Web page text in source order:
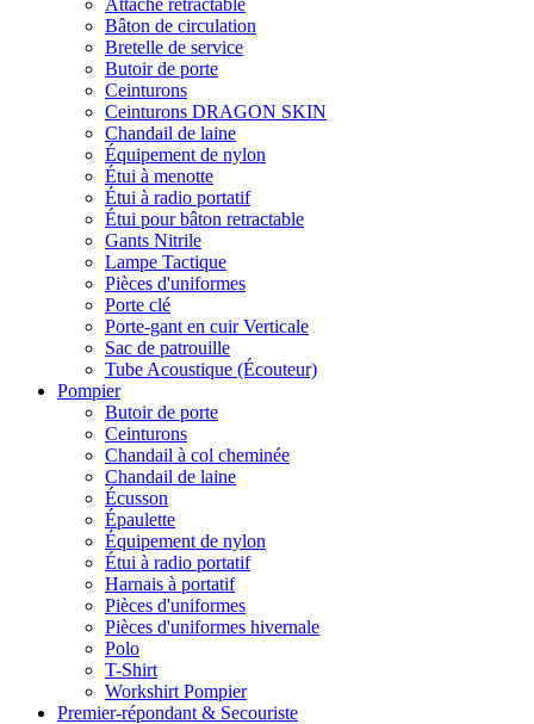
Bâton de circulation
Bretelle de service
Butoir de porte
Ceinturons
Ceinturons DRAGON SKIN
Chandail de laine
Équipement de nylon
Étui à menotte
Étui à radio portatif
Étui pour bâton retractable
Gants Nitrile
Lampe Tactique
Pièces d'uniformes
Porte clé
Porte-gant en cuir Verticale
Sac de patrouille
Tube Acoustique (Écouteur)
Pompier
Butoir de porte
Ceinturons
Chandail à col cheminée
Chandail de laine
Écusson
Épaulette
Équipement de nylon
Étui à radio portatif
Harnais à portatif
Pièces d'uniformes
Pièces d'uniformes hivernale
Polo
T-Shirt
Workshirt Pompier
Premier-répondant & Secouriste